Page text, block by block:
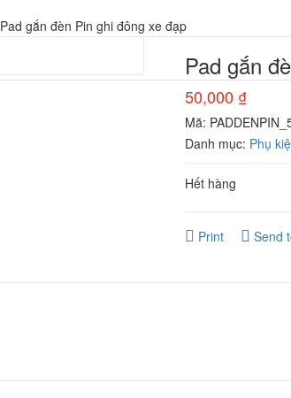
Pad gắn đèn Pin ghi đông xe đạp
Pad gắn
50,000 ₫
Mã:
Danh mục: Phụ
Hết hàng
Print Send